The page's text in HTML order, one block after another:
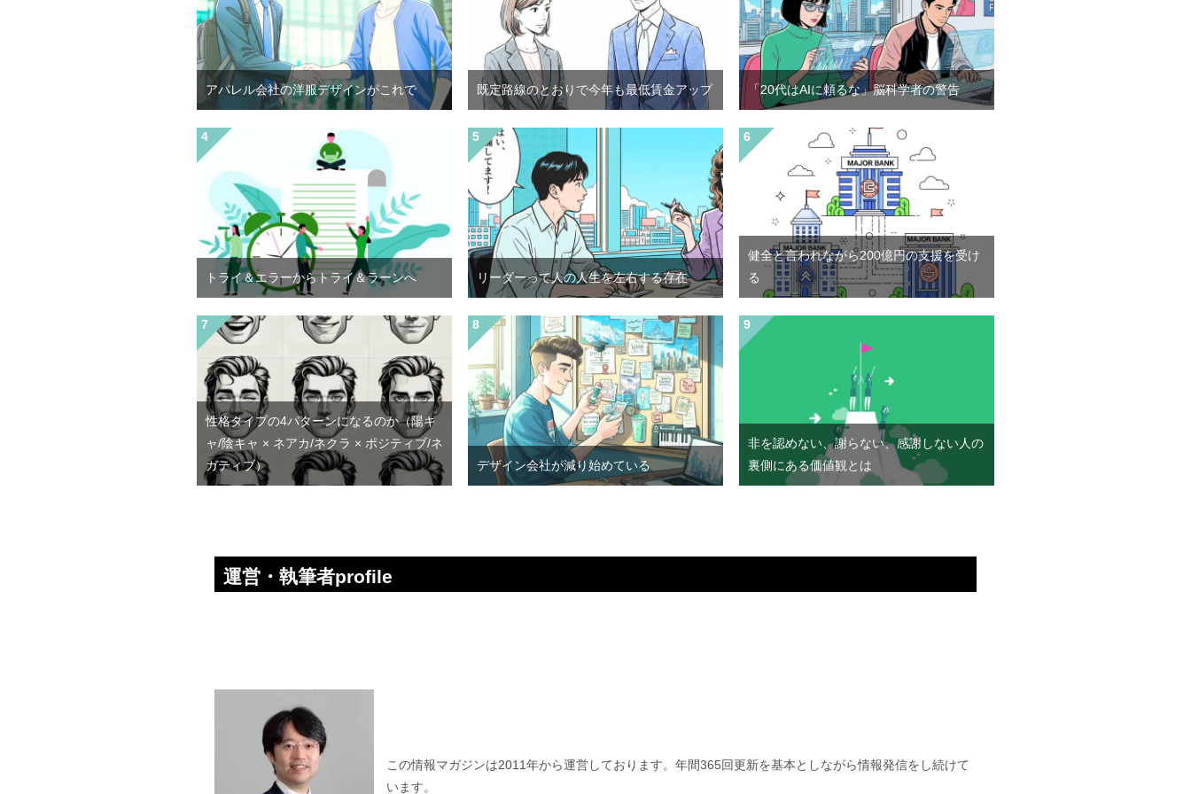
アパレル会社の洋服デザインがこれで 既定路線のとおりで今年も最低賃金アップ 「20代はAIに頼るな」脳科学者の警告
トライ＆エラーからトライ＆ラーンへ リーダーって人の人生を左右する存在
健全と言われながら200億円の支援を受け
る
性格タイプの4パターンになるのか（陽キ
ャ/陰キャ × ネアカ/ネクラ × ポジティブ/ネ
ガティブ）
デザイン会社が減り始めている
非を認めない、謝らない、感謝しない人の
裏側にある価値観とは
運営・執筆者profile
この情報マガジンは2011年から運営しております。年間365回更新を基本としながら情報発信をし続けて
います。